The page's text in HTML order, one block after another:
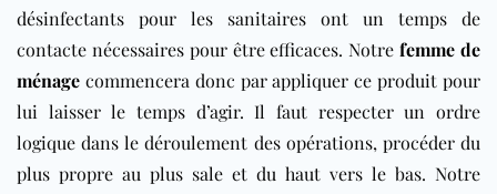
désinfectants pour les sanitaires ont un temps de
contacte nécessaires pour être efficaces. Notrefemme de
ménage commencera donc par appliquer ce produit pour
lui laisser le temps d’agir. Il faut respecter un ordre
logique dans le déroulement des opérations, procéder du
plus propre au plus sale et du haut vers le bas. Notre